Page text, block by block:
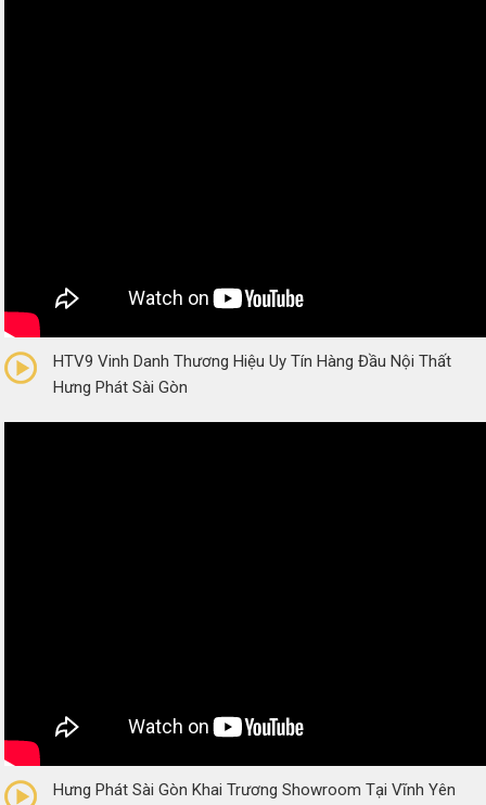
(0 Reviews)
HTV9 Vinh Danh Thương Hiệu Uy Tín Hàng Đầu Nội Thất
Hưng Phát Sài Gòn
(0 Reviews)
Hưng Phát Sài Gòn Khai Trương Showroom Tại Vĩnh Yên